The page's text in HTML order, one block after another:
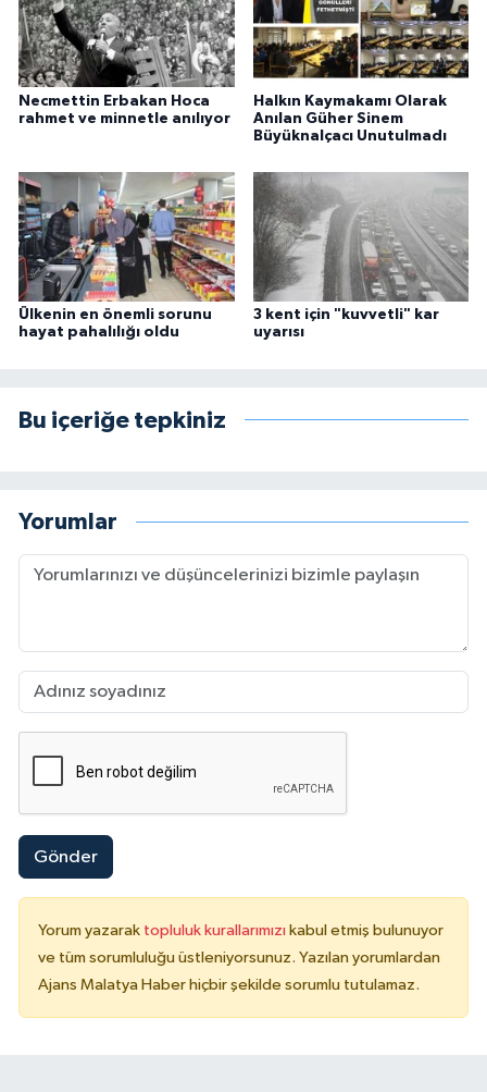
Necmettin Erbakan Hoca
rahmet ve minnetle anılıyor
Halkın Kaymakamı Olarak
Anılan Güher Sinem
Büyüknalçacı Unutulmadı
Ülkenin en önemli sorunu
hayat pahalılığı oldu
3 kent için "kuvvetli" kar
uyarısı
Bu içeriğe tepkiniz
Yorumlar
Gönder
Yorum yazarak topluluk kurallarımızı kabul etmiş bulunuyor
ve tüm sorumluluğu üstleniyorsunuz. Yazılan yorumlardan
Ajans Malatya Haber hiçbir şekilde sorumlu tutulamaz.